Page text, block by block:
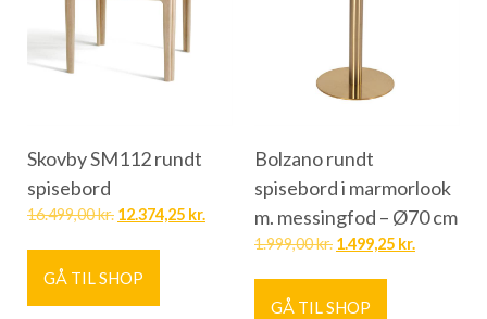
Skovby SM112 rundt
spisebord
16.499,00kr. 12.374,25 kr.
GÅ TIL SHOP
Bolzano rundt
spisebord i marmorlook
m. messingfod – Ø70 cm
1.999,00kr. 1.499,25 kr.
GÅ TIL SHOP